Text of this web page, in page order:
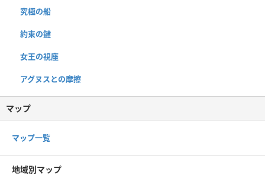
究極の船
約束の鍵
女王の視座
アグヌスとの摩擦
マップ
マップ一覧
地域別マップ